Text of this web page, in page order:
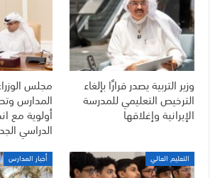
وزير التربية يصدر قرارًا بإلغاء
الترخيص التعليمي للمدرسة
الإيرانية وإغلاقها
مجلس
المدارس
أولوية مع
الدراسي
التعليم العالي أخبار المدارس